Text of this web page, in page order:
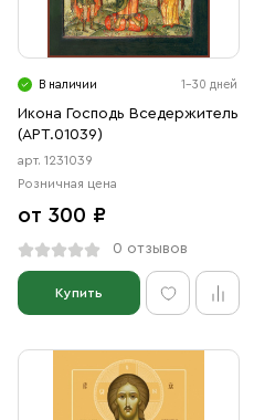
В наличии 1-30 дней
Икона Господь Вседержитель
(АРТ.01039)
арт. 1231039
Розничная цена
от 300 ₽
0 отзывов
Купить